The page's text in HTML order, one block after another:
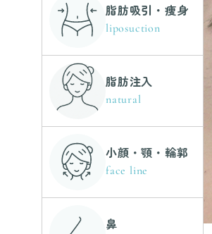
脂肪吸引・痩身
liposuction
脂肪注入
natural
小顔・顎・輪郭
face line
鼻